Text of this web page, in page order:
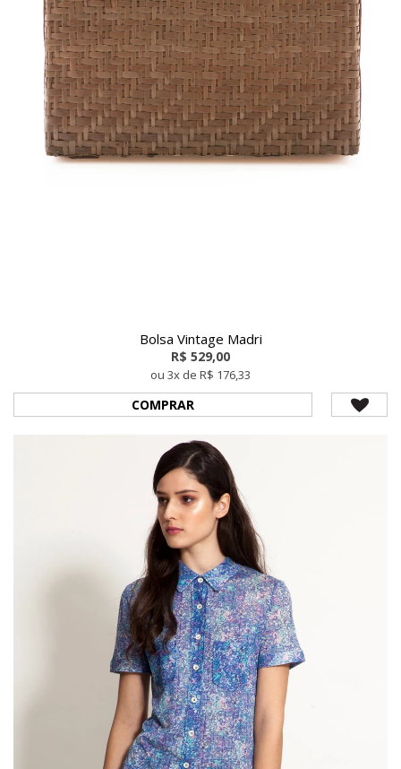
Bolsa Vintage Madri
R$ 529,00
ou 3x de R$ 176,33
COMPRAR